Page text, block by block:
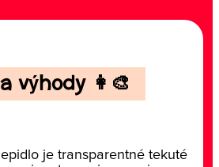
výhody 👩‍🎨
je transparentné tekuté